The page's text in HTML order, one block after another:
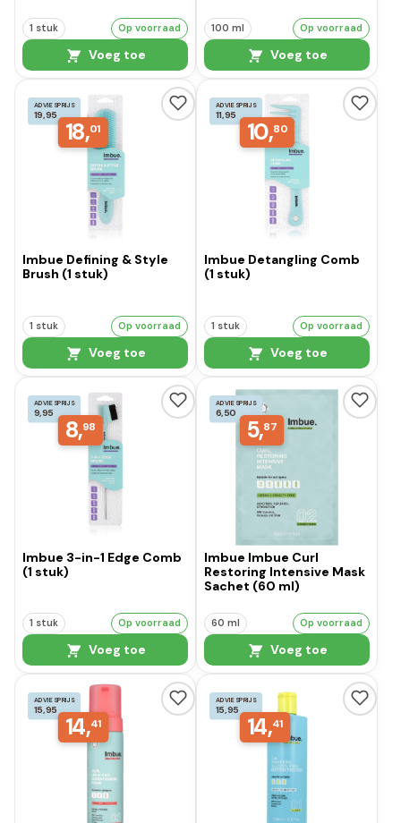
1 stuk Op voorraad
Voeg toe
100 ml Op voorraad
Voeg toe
ADVIESPRIJS
19,95
18,01
Imbue Defining & Style
Brush (1 stuk)
1 stuk Op voorraad
Voeg toe
ADVIESPRIJS
11,95
10,80
Imbue Detangling Comb
(1 stuk)
1 stuk Op voorraad
Voeg toe
ADVIESPRIJS
9,95
8,98
Imbue 3-in-1 Edge Comb
(1 stuk)
1 stuk Op voorraad
Voeg toe
ADVIESPRIJS
6,50
5,87
Imbue Imbue Curl
Restoring Intensive Mask
Sachet (60 ml)
60 ml Op voorraad
Voeg toe
ADVIESPRIJS
15,95
14,41
ADVIESPRIJS
15,95
14,41